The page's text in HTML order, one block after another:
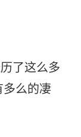
了这么多
多么的凄